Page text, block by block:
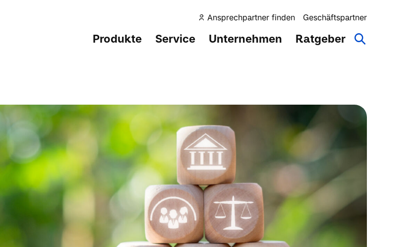
Ansprechpartner finden Geschäftspartner
Produkte Service Unternehmen Ratgeber